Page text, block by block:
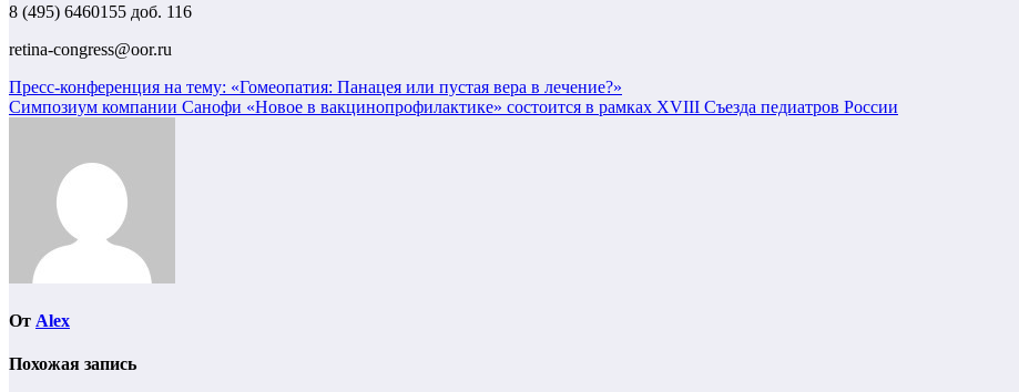
8 (495) 6460155 доб. 116
retina-congress@oor.ru
Навигация
по
Пресс-конференция на тему: «Гомеопатия: Панацея или пустая вера в лечение?»
Симпозиум компании Санофи «Новое в вакцинопрофилактике» состоится в рамках XVIII Съезда педиатров России
От Alex
Похожая запись